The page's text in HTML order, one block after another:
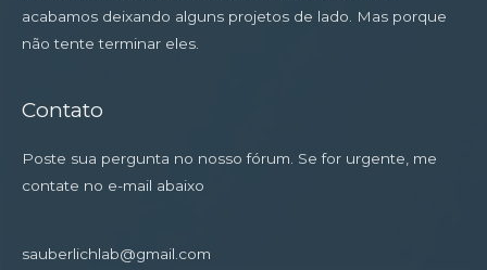
acabamos deixando alguns projetos de lado. Mas porque
não tente terminar eles.
Contato
Poste sua pergunta no nosso fórum. Se for urgente, me
contate no e-mail abaixo
sauberlichlab@gmail.com